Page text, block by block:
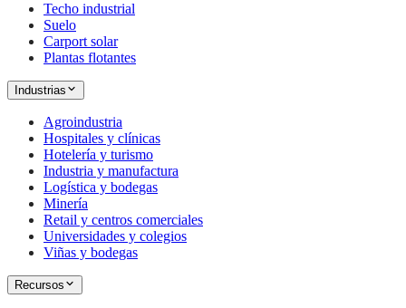
Techo industrial
Suelo
Carport solar
Plantas flotantes
Industrias
Agroindustria
Hospitales y clínicas
Hotelería y turismo
Industria y manufactura
Logística y bodegas
Minería
Retail y centros comerciales
Universidades y colegios
Viñas y bodegas
Recursos